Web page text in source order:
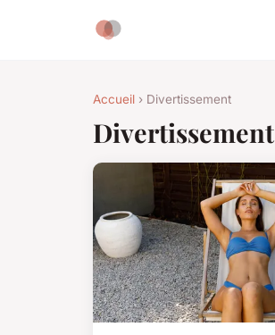
Accueil › Divertissement
Divertissement